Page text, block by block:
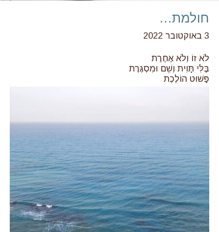
חולמת…
3 באוקטובר 2022
לֹא זוֹ וְלֹא אַחֶרֶת
בַּלִּי תָּוִית וְשֵׁם וּמִסְגֶּרֶת
פָּשׁוּט הוֹלֶכֶת